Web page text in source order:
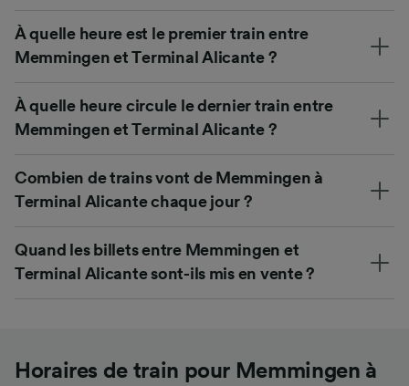
À quelle heure est le premier train entre
Memmingen et Terminal Alicante ?
À quelle heure circule le dernier train entre
Memmingen et Terminal Alicante ?
Combien de trains vont de Memmingen à
Terminal Alicante chaque jour ?
Quand les billets entre Memmingen et
Terminal Alicante sont-ils mis en vente ?
Horaires de train pour Memmingen à